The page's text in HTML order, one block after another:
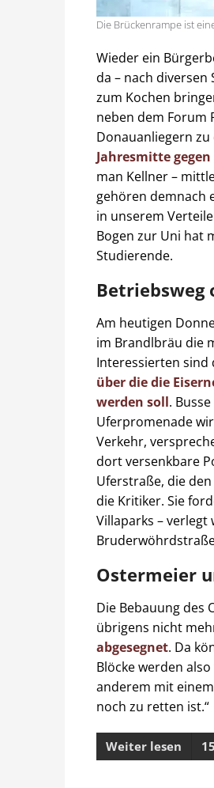
Die Brückenrampe ist
Wieder ein
da – nach diversen
zum Kochen
neben dem Forum
Donauanliegern
Jahresmitte
man Kellner –
gehören demnach
in unserem
Bogen zur Uni hat
Studierende.
Betriebsweg
Am heutigen
im Brandlbräu die
Interessierten sind
über die die
werden soll.
Uferpromenade
Verkehr,
dort versenkbare
Uferstraße, die
die Kritiker. Sie
Villaparks – verlegt
Ostermeier
Die Bebauung des
übrigens nicht
abgesegnet. Da
Blöcke werden
anderem mit
noch zu retten ist.“
Weiter lesen